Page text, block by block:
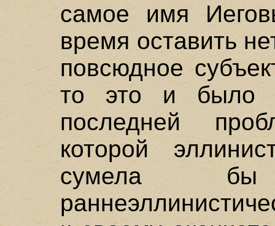
самое имя
время оставить
повсюдное
то это и было
последней
которой
сумела